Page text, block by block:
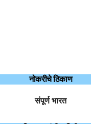
नोकरीचे ठिकाण
संपूर्ण भारत